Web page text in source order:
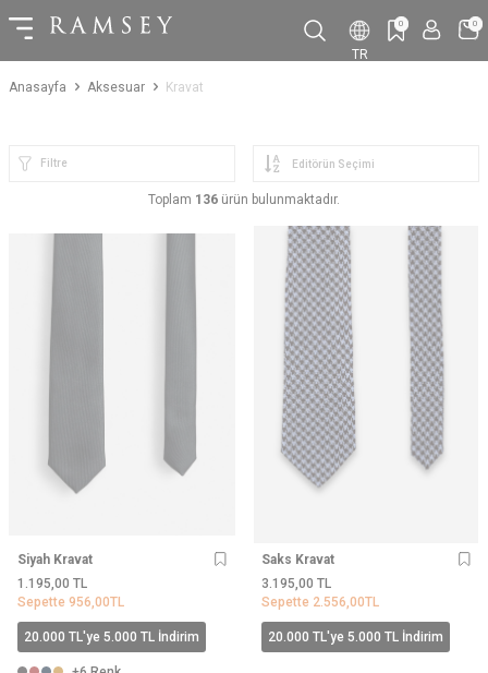
TR
0 0
Anasayfa Aksesuar Kravat
Filtre
Toplam 136 ürün bulunmaktadır.
Siyah Kravat
1.195,00 TL
Sepette 956,00TL
20.000 TL'ye 5.000 TL İndirim
Saks Kravat
3.195,00 TL
Sepette 2.556,00TL
20.000 TL'ye 5.000 TL İndirim